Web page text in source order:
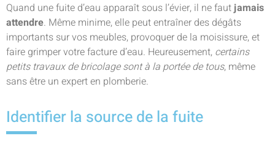
Quand une fuite d’eau apparaît sous l’évier, il ne fautjamais
attendre. Même minime, elle peut entraîner des dégâts
importants sur vos meubles, provoquer de la moisissure, et
faire grimper votre facture d’eau. Heureusement, certains
petits travaux de bricolage sont à la portée de tous, même
sans être un expert en plomberie.
Identifier la source de la fuite